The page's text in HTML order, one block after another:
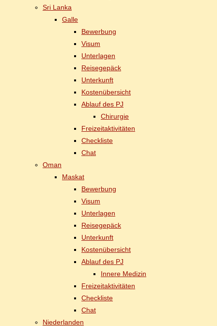
Sri Lan­ka
Gal­le
Be­wer­bung
Vi­sum
Un­ter­la­gen
Rei­se­ge­päck
Un­ter­kunft
Kos­ten­über­sicht
Ab­lauf des PJ
Chir­ur­gie
Frei­zeit­ak­ti­vi­tä­ten
Check­lis­te
Chat
Oman
Mas­kat
Be­wer­bung
Vi­sum
Un­ter­la­gen
Rei­se­ge­päck
Un­ter­kunft
Kos­ten­über­sicht
Ab­lauf des PJ
In­ne­re Medizin
Frei­zeit­ak­ti­vi­tä­ten
Check­lis­te
Chat
Nie­der­lan­den